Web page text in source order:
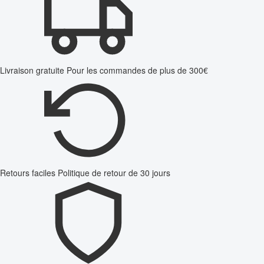
Livraison gratuite Pour les commandes de plus de 300€
Retours faciles Politique de retour de 30 jours